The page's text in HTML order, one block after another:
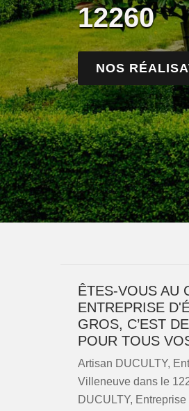
12260
NOS
ÊTES-VOUS AU
ENTREPRISE
GROS, C’EST
POUR TOUS
Artisan DUCULTY,
Villeneuve dans le
DUCULTY,